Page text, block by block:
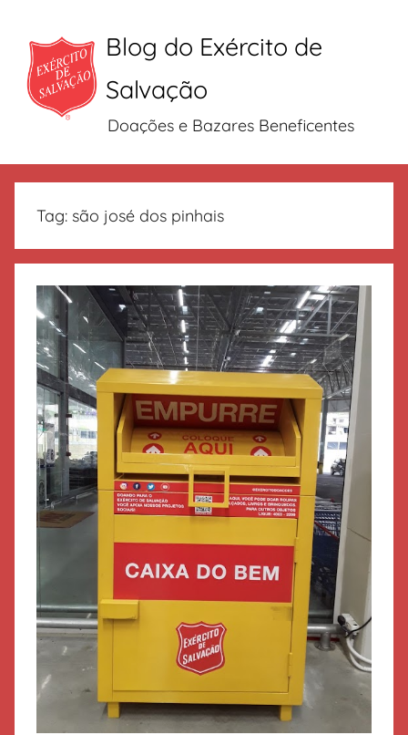
conteúdo
Blog do Exército de
Salvação
Doações e Bazares Beneficentes
Tag: são josé dos pinhais